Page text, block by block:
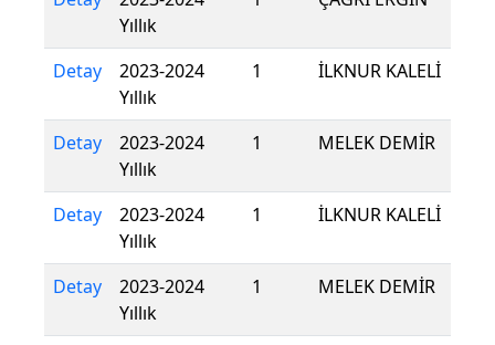
Yıllık
Detay
2023-2024
Yıllık
1 İLKNUR KALELİ
Detay
2023-2024
Yıllık
1 MELEK DEMİR
Detay
2023-2024
Yıllık
1 İLKNUR KALELİ
Detay
2023-2024
Yıllık
1 MELEK DEMİR